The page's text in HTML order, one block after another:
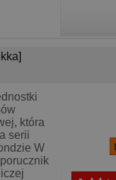
która
serii
W